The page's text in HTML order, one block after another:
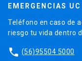
EMERGENCIAS UC
Teléfono en caso de
riesgo tu vida dentro
phone (56)95504 5000